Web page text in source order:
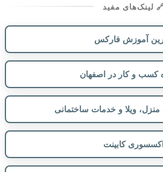
مفید
آموزش فارکس
و کار در اصفهان
ویلا و خدمات ساختمانی
کابینت